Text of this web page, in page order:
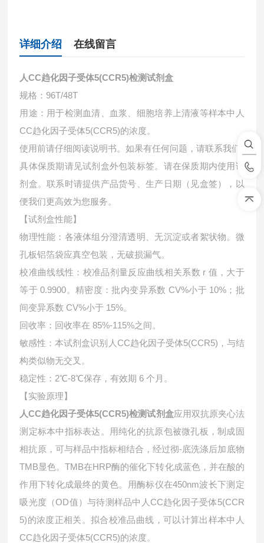
详细介绍 在线留言
人CC趋化因子受体5(CCR5)检测试剂盒
规格：96T/48T
用途：用于检测血清、血浆、细胞培养上清液等样本中 人
CC趋化因子受体5(CCR5)的浓度。
使用前请仔细阅读说明书。如果有任何问题，请联系我们
具体保质期请见试剂盒外包装标签。请在保质期内使用试
剂盒。联系时请提供产品货号、生产日期（见盒签），以
便我们更高效为您服务。
【试剂盒性能】
物理性能：各液体组分澄清透明、无沉淀或者絮状物。微
孔板铝箔袋应真空包装，无破损漏气。
校准曲线线性：校准品剂量反应曲线相关系数 r 值，大于
等于 0.9900。精密度：批内变异系数 CV%小于 10%；批
间变异系数 CV%小于 15%。
回收率：回收率在 85%-115%之间。
敏感性：本试剂盒识别 人CC趋化因子受体5(CCR5)，与结
构类似物无交叉。
稳定性：2℃-8℃保存，有效期 6 个月。
【实验原理】
人CC趋化因子受体5(CCR5)检测试剂盒应用双抗原夹心法
测定标本中指标表达。用纯化的抗原包被微孔板，制成固
相抗原，可与样品中指标相结合，经过彻-底洗涤后加底物
TMB显色。TMB在HRP酶的催化下转化成蓝色，并在酸的
作用下转化成最终的黄色。用酶标仪在450nm波长下测定
吸光度（OD值）与待测样品中 人CC趋化因子受体5(CCR
5)的浓度正相关。拟合校准品曲线，可以计算出样本中 人
CC趋化因子受体5(CCR5)的浓度。